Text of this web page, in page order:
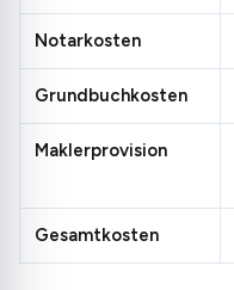
Notarkosten
Grundbuchkosten
Maklerprovision
Gesamtkosten